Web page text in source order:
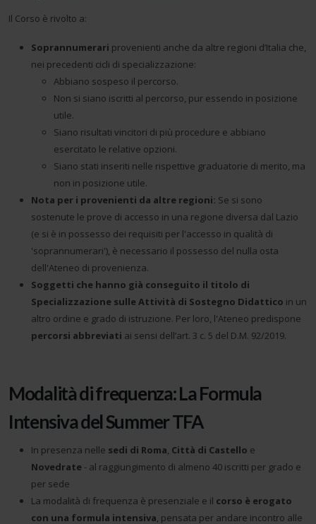
Il Corso è rivolto a:
Soprannumerari provenienti anche da altre regioni d’Italia che,
nei precedenti cicli di specializzazione:
Abbiano sospeso il percorso.
Non si siano iscritti al percorso, pur essendo in posizione
utile.
Siano risultati vincitori di più procedure e abbiano
esercitato le relative opzioni.
Siano stati inseriti nelle rispettive graduatorie di merito, ma
non in posizione utile.
Nota per i provenienti da altre regioni: Se si sono
sostenute le prove di accesso in una regione diversa dal Lazio
(e si è in possesso dei requisiti per l'accesso in qualità di
'soprannumerari'), è necessario il possesso del nulla osta
dell'Ateneo di provenienza.
Soggetti che hanno già conseguito il titolo di
Specializzazione sulle Attività di Sostegno Didattico in un
altro ordine e grado di istruzione. Per loro, l'Ateneo predispone
percorsi abbreviati ai sensi dell’art. 3 c. 5 del D.M. 92/2019.
Modalità di frequenza: La Formula
Intensiva del Summer TFA
In presenza nelle sedi di Roma, Città di Castello e
Novedrate - al raggiungimento di almeno 40 iscritti per grado e
per sede
La modalità di frequenza è presenziale e il corso è erogato
con una formula intensiva, pensata per andare incontro alle